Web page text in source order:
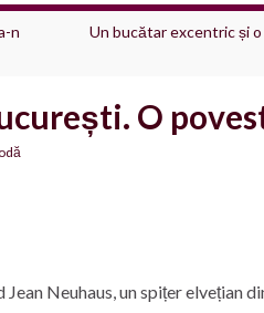
n
Un bucătar excentric și
O
Neuhaus, un spițer elvețian